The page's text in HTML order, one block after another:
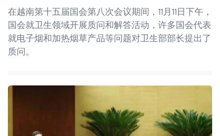
在越南第十五届国会第八次会议期间，11月11日下午，
国会就卫生领域开展质问和解答活动，许多国会代表
就电子烟和加热烟草产品等问题对卫生部部长提出了
质问。